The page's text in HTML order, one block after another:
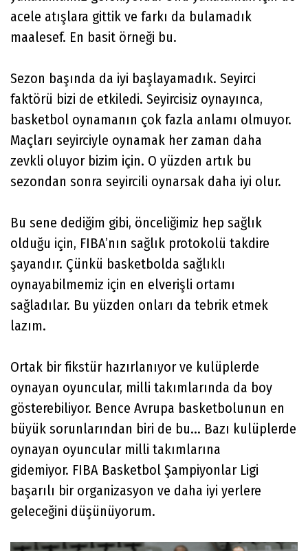
acele atışlara gittik ve farkı da bulamadık
maalesef. En basit örneği bu.
Sezon başında da iyi başlayamadık. Seyirci
faktörü bizi de etkiledi. Seyircisiz oynayınca,
basketbol oynamanın çok fazla anlamı olmuyor.
Maçları seyirciyle oynamak her zaman daha
zevkli oluyor bizim için. O yüzden artık bu
sezondan sonra seyircili oynarsak daha iyi olur.
Bu sene dediğim gibi, önceliğimiz hep sağlık
olduğu için, FIBA’nın sağlık protokolü takdire
şayandır. Çünkü basketbolda sağlıklı
oynayabilmemiz için en elverişli ortamı
sağladılar. Bu yüzden onları da tebrik etmek
lazım.
Ortak bir fikstür hazırlanıyor ve kulüplerde
oynayan oyuncular, milli takımlarında da boy
gösterebiliyor. Bence Avrupa basketbolunun en
büyük sorunlarından biri de bu... Bazı kulüplerde
oynayan oyuncular milli takımlarına
gidemiyor. FIBA Basketbol Şampiyonlar Ligi
başarılı bir organizasyon ve daha iyi yerlere
geleceğini düşünüyorum.